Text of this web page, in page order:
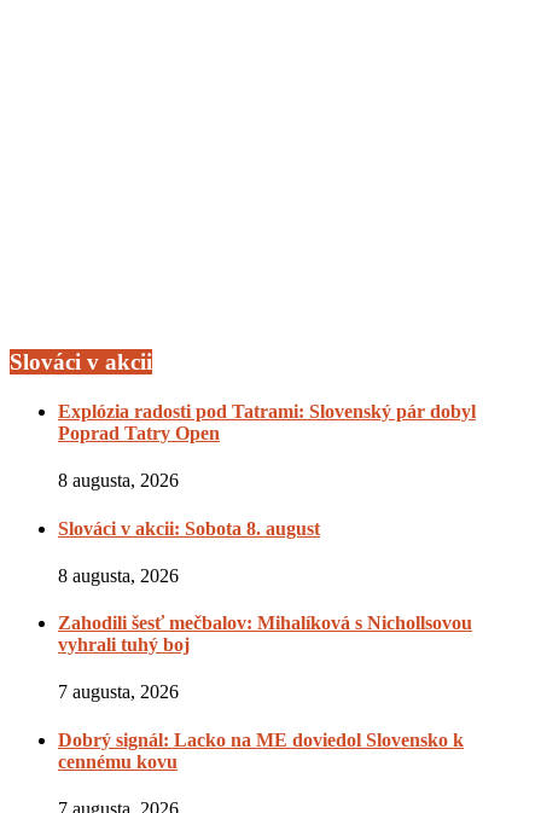
Slováci v akcii
Explózia radosti pod Tatrami: Slovenský pár dobyl
Poprad Tatry Open
8 augusta, 2026
Slováci v akcii: Sobota 8. august
8 augusta, 2026
Zahodili šesť mečbalov: Mihalíková s Nichollsovou
vyhrali tuhý boj
7 augusta, 2026
Dobrý signál: Lacko na ME doviedol Slovensko k
cennému kovu
7 augusta, 2026